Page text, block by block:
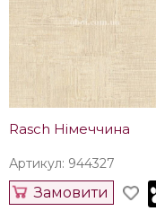
Rasch Німеччина
Артикул: 944327
Замовити